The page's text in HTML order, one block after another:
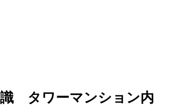
タワーマンション内